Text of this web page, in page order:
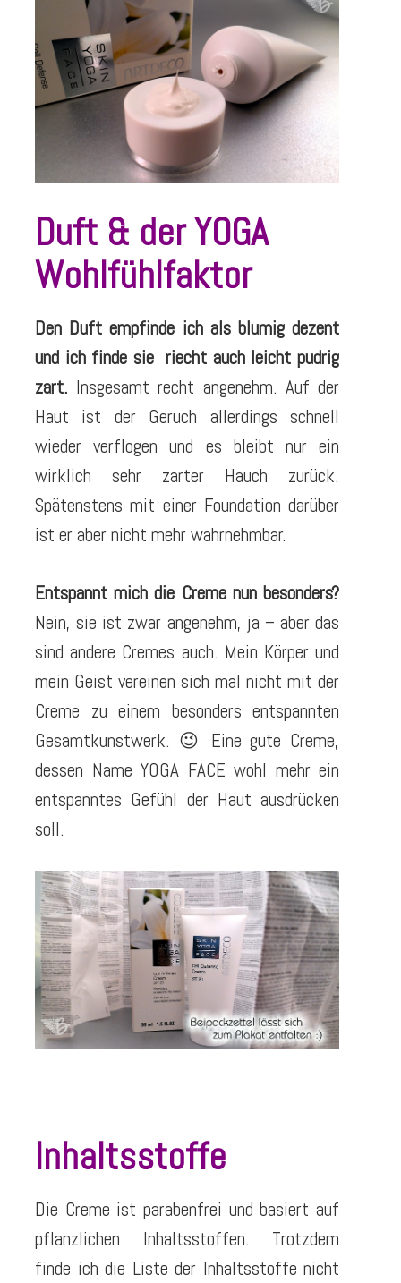
Duft & der YOGA
Wohlfühlfaktor
Den Duft empfinde ich als blumig dezent
und ich finde sie riecht auch leicht pudrig
zart. Insgesamt recht angenehm. Auf der
Haut ist der Geruch allerdings schnell
wieder verflogen und es bleibt nur ein
wirklich sehr zarter Hauch zurück.
Spätenstens mit einer Foundation darüber
ist er aber nicht mehr wahrnehmbar.
Entspannt mich die Creme nun besonders?
Nein, sie ist zwar angenehm, ja – aber das
sind andere Cremes auch. Mein Körper und
mein Geist vereinen sich mal nicht mit der
Creme zu einem besonders entspannten
Gesamtkunstwerk. 😉 Eine gute Creme,
dessen Name YOGA FACE wohl mehr ein
entspanntes Gefühl der Haut ausdrücken
soll.
Inhaltsstoffe
Die Creme ist parabenfrei und basiert auf
pflanzlichen Inhaltsstoffen. Trotzdem
finde ich die Liste der Inhaltsstoffe nicht